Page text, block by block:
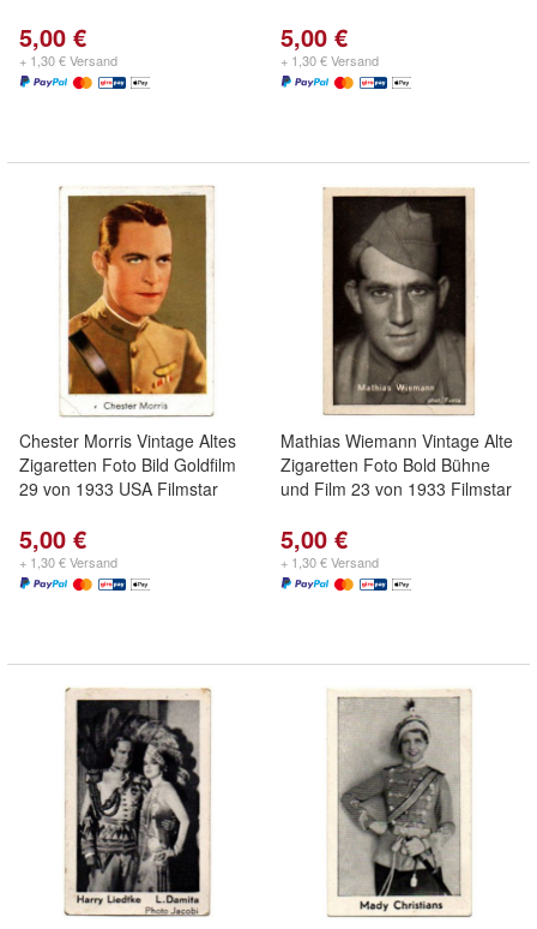
5,00 €
+ 1,30 € Versand
5,00 €
+ 1,30 € Versand
Chester Morris Vintage Altes
Zigaretten Foto Bild Goldfilm
29 von 1933 USA Filmstar
5,00 €
+ 1,30 € Versand
Mathias Wiemann Vintage Alte
Zigaretten Foto Bold Bühne
und Film 23 von 1933 Filmstar
5,00 €
+ 1,30 € Versand